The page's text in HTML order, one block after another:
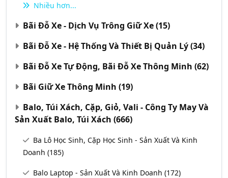
Nhiều hơn...
Bãi Đỗ Xe - Dịch Vụ Trông Giữ Xe(15)
Bãi Đỗ Xe - Hệ Thống Và Thiết Bị Quản Lý(34)
Bãi Đỗ Xe Tự Động, Bãi Đỗ Xe Thông Minh (62)
Bãi Giữ Xe Thông Minh (19)
Balo, Túi Xách, Cặp, Giỏ, Vali - Công Ty May Và
Sản Xuất Balo, Túi Xách (666)
Ba Lô Học Sinh, Cặp Học Sinh - Sản Xuất Và Kinh
Doanh (185)
Balo Laptop - Sản Xuất Và Kinh Doanh (172)